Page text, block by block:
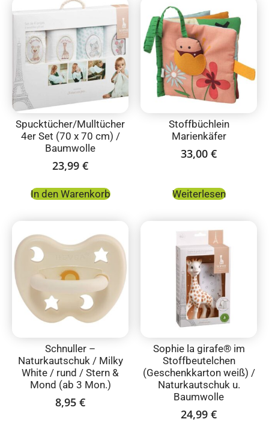
Spucktücher/Mulltücher
4er Set (70 x 70 cm) /
Baumwolle
23,99 €
In den Warenkorb
Stoffbüchlein
Marienkäfer
33,00 €
Weiterlesen
Schnuller –
Naturkautschuk / Milky
White / rund / Stern &
Mond (ab 3 Mon.)
8,95 €
Sophie la girafe® im
Stoffbeutelchen
(Geschenkkarton weiß) /
Naturkautschuk u.
Baumwolle
24,99 €